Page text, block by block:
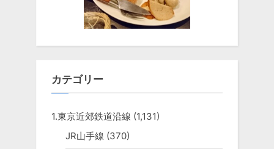
カテゴリー
1.東京近郊鉄道沿線 (1,131)
JR山手線 (370)